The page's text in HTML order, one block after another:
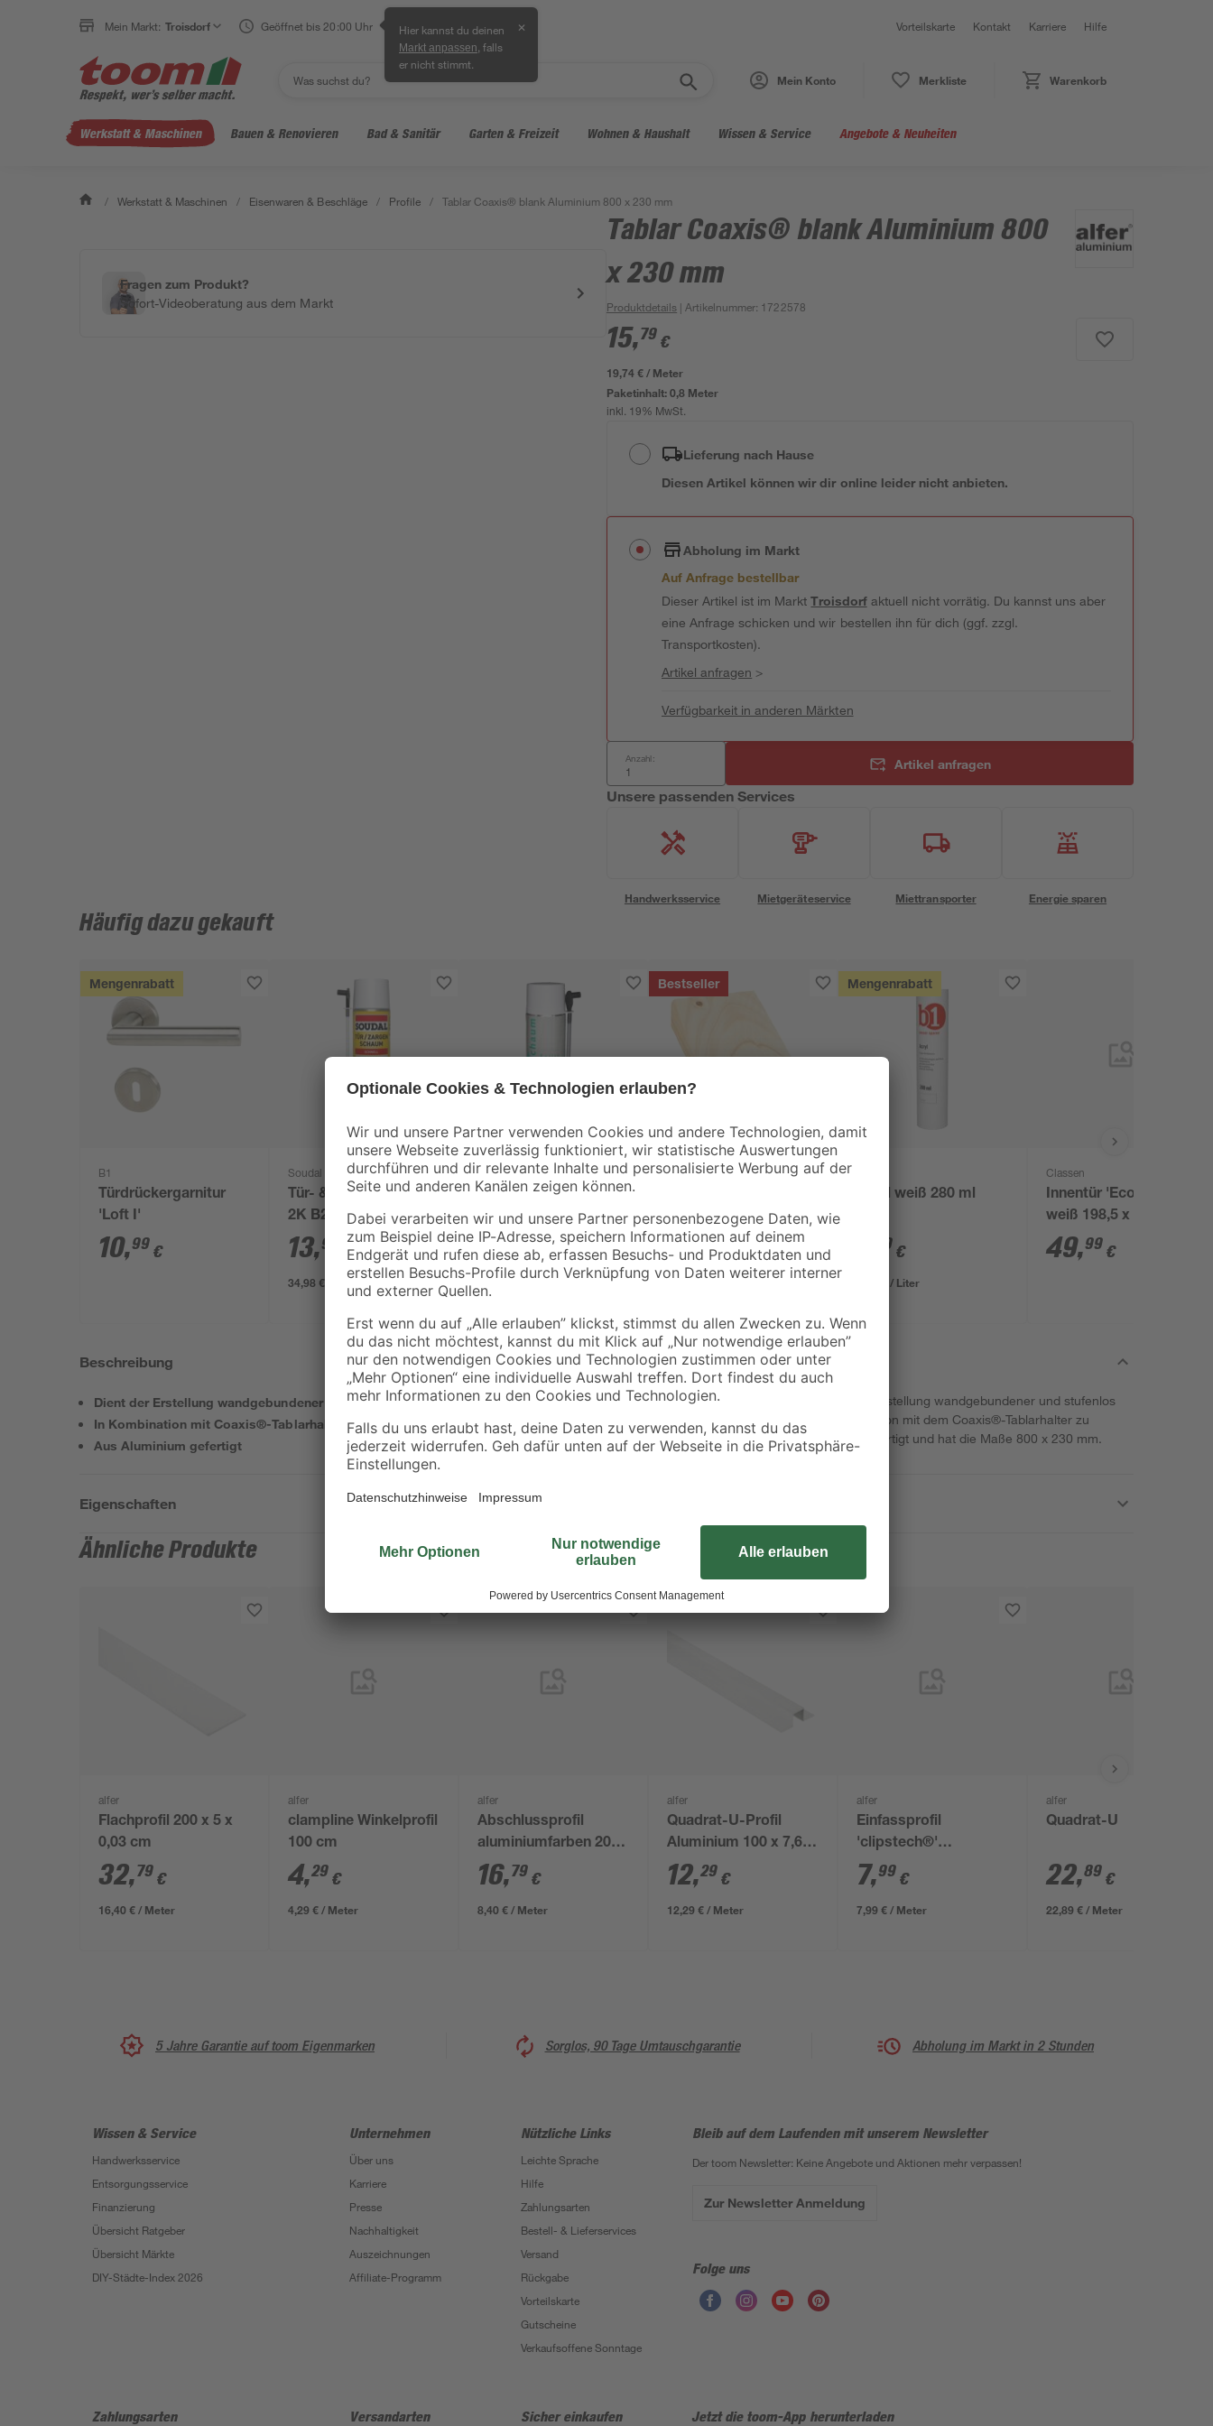
Mein Markt: Troisdorf Geöffnet bis 20:00 Uhr Hier kannst du deinen
Markt anpassen , falls
er nicht stimmt.
✕ Vorteilskarte Kontakt Karriere Hilfe
Mein Konto Merkliste Warenkorb
Werkstatt & Maschinen Bauen & Renovieren Bad & Sanitär Garten & Freizeit Wohnen & Haushalt Wissen & Service Angebote & Neuheiten
/ Werkstatt & Maschinen / Eisenwaren & Beschläge / Profile / Tablar Coaxis® blank Aluminium 800 x 230 mm
Fragen zum Produkt?
Sofort-Videoberatung aus dem Markt
Tablar Coaxis® blank Aluminium 800
x 230 mm
Produktdetails | Artikelnummer: 1722578
15,79 €
19,74 € / Meter
Paketinhalt:0,8 Meter
inkl. 19% MwSt.
Lieferung nach Hause
Diesen Artikel können wir dir online leider nicht anbieten.
Abholung im Markt
Auf Anfrage bestellbar
Dieser Artikel ist im MarktTroisdorfaktuell nicht vorrätig. Du kannst uns aber
eine Anfrage schicken und wir bestellen ihn für dich (ggf. zzgl.
Transportkosten).
Artikel anfragen >
Verfügbarkeit in anderen Märkten
Anzahl: Artikel anfragen
Unsere passenden Services
Handwerksservice Mietgeräteservice Miettransporter Energie sparen
Häufig dazu gekauft
Mengenrabatt
B1
Türdrückergarnitur
'Loft I'
10,99 €
Soudal
Tür- & Zargenschaum
2K B2 400 ml
13,99 €
34,98 € / Liter
Montageschaum 500
ml
5,99 €
11,98 € / Liter
Bestseller
Roro
4,99€
Mengenrabatt
Acryl weiß 280 ml
99 €
7,11 € / Liter
Classen
Innentür 'Economy'
weiß 198,5 x 73,5 cm,
Linksanschlag
49,99 €
Beschreibung
Dient der Erstellung wandgebundener Regale
In Kombination mit Coaxis®-Tablarhaltern zu verwenden
Aus Aluminium gefertigt
Das Tablar Coaxis® der Marke Alfer dient der Erstellung wandgebundener und stufenlos
verstellbarer Regale. Das Tablar ist in Kombination mit dem Coaxis®-Tablarhalter zu
verwenden. Es ist aus robustem Aluminium gefertigt und hat die Maße 800 x 230 mm.
Eigenschaften
Ähnliche Produkte
alfer
Flachprofil 200 x 5 x
0,03 cm
32,79 €
16,40 € / Meter
alfer
clampline Winkelprofil
100 cm
4,29 €
4,29 € / Meter
alfer
Abschlussprofil
aluminiumfarben 2000
x 25 x 8 mm
16,79 €
8,40 € / Meter
alfer
Quadrat-U-Profil
Aluminium 100 x 7,65
x 2,35 cm
12,29 €
12,29 € / Meter
alfer
Einfassprofil
'clipstech®'
Aluminium silber 1000
x 15 mm
7,99 €
7,99 € / Meter
alfer
Quadrat-U
22,89 €
22,89 € / Meter
5 Jahre Garantie auf toom Eigenmarken Sorglos, 90 Tage Umtauschgarantie Abholung im Markt in 2 Stunden
Wissen & Service
Handwerksservice
Entsorgungsservice
Finanzierung
Übersicht Ratgeber
Übersicht Märkte
DIY-Städte-Index 2026
Unternehmen
Über uns
Karriere
Presse
Nachhaltigkeit
Auszeichnungen
Affiliate-Programm
Nützliche Links
Leichte Sprache
Hilfe
Zahlungsarten
Bestell- & Lieferservices
Versand
Rückgabe
Vorteilskarte
Gutscheine
Verkaufsoffene Sonntage
Bleib auf dem Laufenden mit unserem Newsletter
Der toom Newsletter: Keine Angebote und Aktionen mehr verpassen!
Zur Newsletter Anmeldung
Folge uns
Zahlungsarten Versandarten Sicher einkaufen Jetzt die toom-App herunterladen